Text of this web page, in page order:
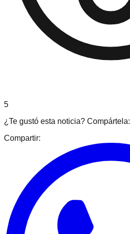
5
¿Te gustó esta noticia? Compártela:
Compartir: